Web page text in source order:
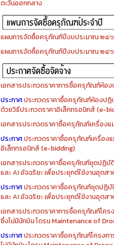
ประจำปีการศึกษา ๒๕๖๙
ประกาศผลการคัดเลือกนักเรียนเ
ประกาศมาตรการลดการใช้พลังง
ตะวันออกกลาง
แผนการจัดซื้อครุภัณฑ์ปีงบประมาณ ๒๕
แผนการจัดซื้อครุภัณฑ์ปีงบประมาณ ๒๕
เอกสารประกวดราคาการซื้อครุภัณฑ์ห้อ
ประกาศประกวดราคาซื้อครุภัณฑ์ห้องปฏิ
ด้วยวิธีประกวดราคาอิเล็กทรอนิกส์ (e-
เอกสารประกวดราคาซื้อครุภัณฑ์เครื่อง
ประกาศประกวดราคาซื้อครุภัณฑ์เครื่อง
อิเล็กทรอนิกส์ (e-bidding)
เอกสารประกวดราคาซื้อครุภัณฑ์ชุดปฏิบั
และ AI อัจฉริยะ เพื่อประยุกต์ใช้งานอุตส
ประกาศประกวดราคาซื้อครุภัณฑ์ชุดปฏิบั
และ AI อัจฉริยะ เพื่อประยุกต์ใช้งานอุตส